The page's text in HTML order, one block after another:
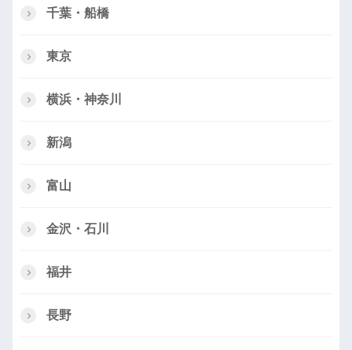
千葉・船橋
東京
横浜・神奈川
新潟
富山
金沢・石川
福井
長野